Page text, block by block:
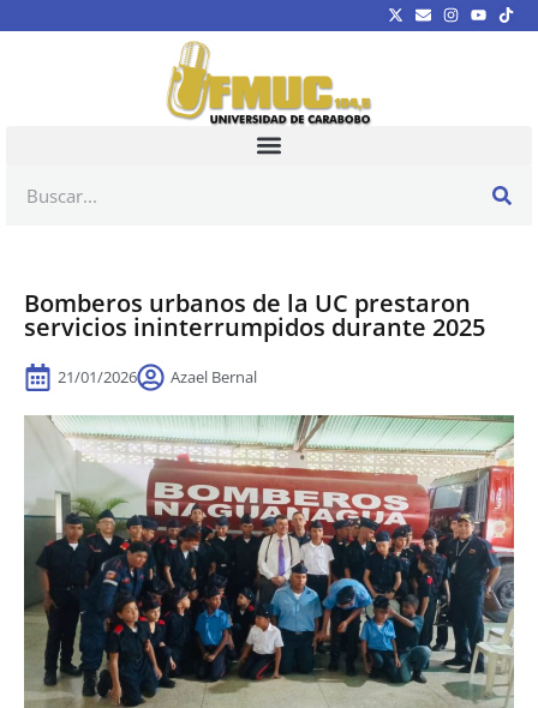
Bomberos urbanos de la UC prestaron
servicios ininterrumpidos durante 2025
21/01/2026 Azael Bernal